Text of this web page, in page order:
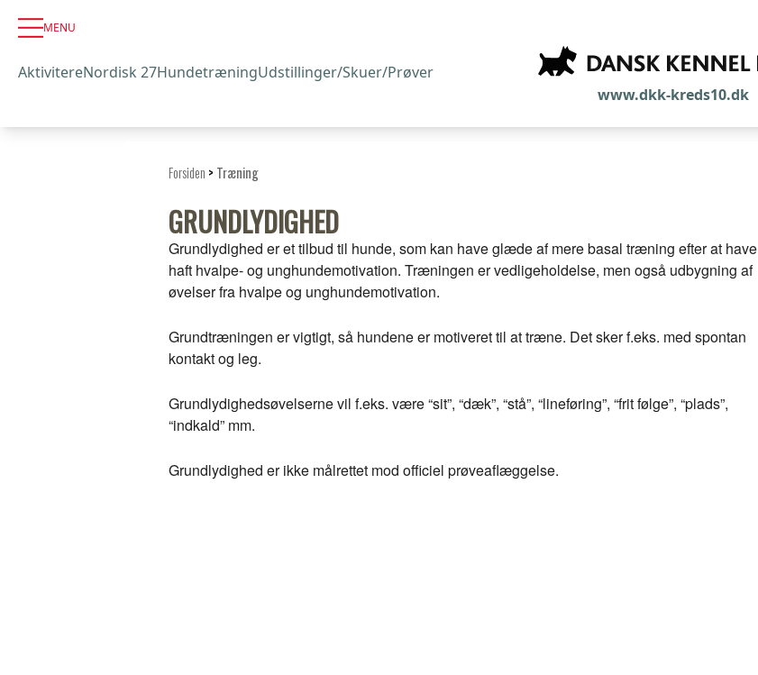
MENU
AktivitereNordisk 27HundetræningUdstillinger/Skuer/Prøver
www.dkk-kreds10.dk
Forsiden > Træning
GRUNDLYDIGHED
Grundlydighed er et tilbud til hunde, som kan have glæde af mere basal træning efter at have
haft hvalpe- og unghundemotivation. Træningen er vedligeholdelse, men også udbygning af
øvelser fra hvalpe og unghundemotivation.
Grundtræningen er vigtigt, så hundene er motiveret til at træne. Det sker f.eks. med spontan
kontakt og leg.
Grundlydighedsøvelserne vil f.eks. være “sit”, “dæk”, “stå”, “lineføring”, “frit følge”, “plads”,
“indkald” mm.
Grundlydighed er ikke målrettet mod officiel prøveaflæggelse.